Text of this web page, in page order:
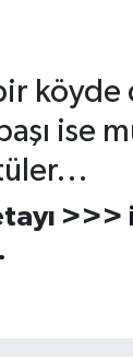
köyde
ise
>>>